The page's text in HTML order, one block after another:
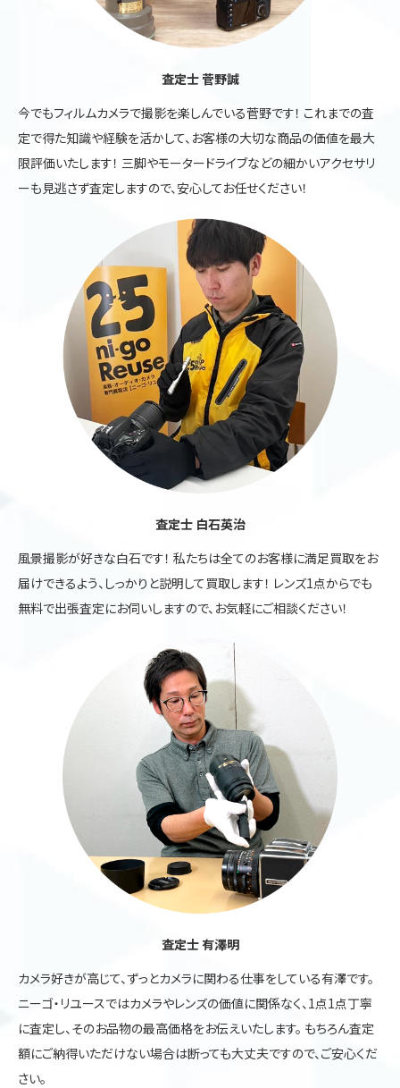
査定士 菅野誠
今でもフィルムカメラで撮影を楽しんでいる菅野です！ これまでの査
定で得た知識や経験を活かして、お客様の大切な商品の価値を最大
限評価いたします！ 三脚やモータードライブなどの細かいアクセサリ
ーも見逃さず査定しますので、安心してお任せください！
査定士 白石英治
風景撮影が好きな白石です！ 私たちは全てのお客様に満足買取をお
届けできるよう、しっかりと説明して買取します！ レンズ1点からでも
無料で出張査定にお伺いしますので、お気軽にご相談ください！
査定士 有澤明
カメラ好きが高じて、ずっとカメラに関わる仕事をしている有澤です。
ニーゴ・リユースではカメラやレンズの価値に関係なく、1点1点丁寧
に査定し、そのお品物の最高価格をお伝えいたします。 もちろん査定
額にご納得いただけない場合は断っても大丈夫ですので、ご安心くだ
さい。